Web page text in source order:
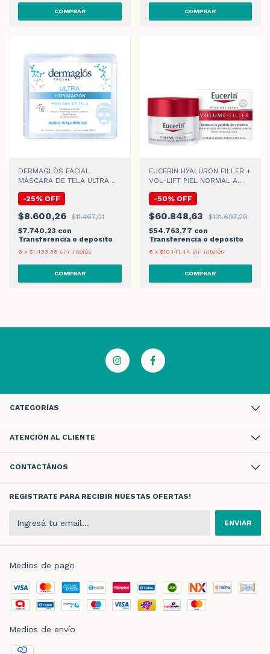
DERMAGLÓS FACIAL
MÁSCARA DE TELA ULTRA
-25% OFF
$8.600,26
$11.467,01
$7.740,23 con
Transferencia o depósito
6 x $1.433,38 sin interés
EUCERIN HYALURON FILLER +
VOL-LIFT PIEL NORMAL A
-50% OFF
$60.848,63
$121.697,26
$54.763,77 con
Transferencia o depósito
6 x $10.141,44 sin interés
CATEGORÍAS
ATENCIÓN AL CLIENTE
CONTACTÁNOS
REGISTRATE PARA RECIBIR NUESTAS OFERTAS!
Medios de pago
Medios de envío